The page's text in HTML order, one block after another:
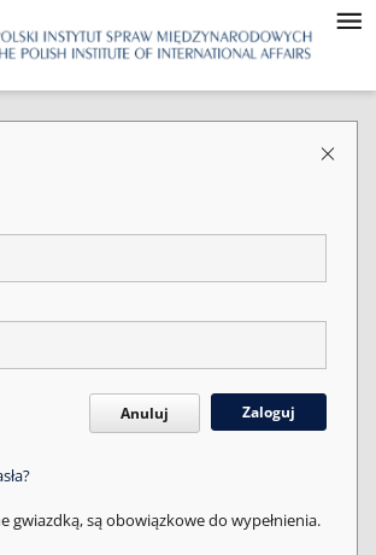
Anuluj Zaloguj
gwiazdką, są obowiązkowe do wypełnienia.